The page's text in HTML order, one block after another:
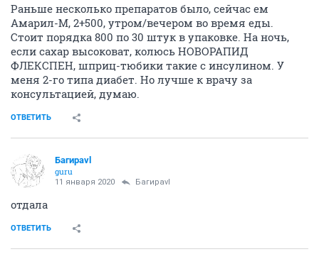
Раньше несколько препаратов было, сейчас ем
Амарил-М, 2+500, утром/вечером во время еды.
Стоит порядка 800 по 30 штук в упаковке. На ночь,
если сахар высоковат, колюсь НОВОРАПИД
ФЛЕКСПЕН, шприц-тюбики такие с инсулином. У
меня 2-го типа диабет. Но лучше к врачу за
консультацией, думаю.
ОТВЕТИТЬ
Багираvl
guru
11 января 2020 Багираvl
отдала
ОТВЕТИТЬ